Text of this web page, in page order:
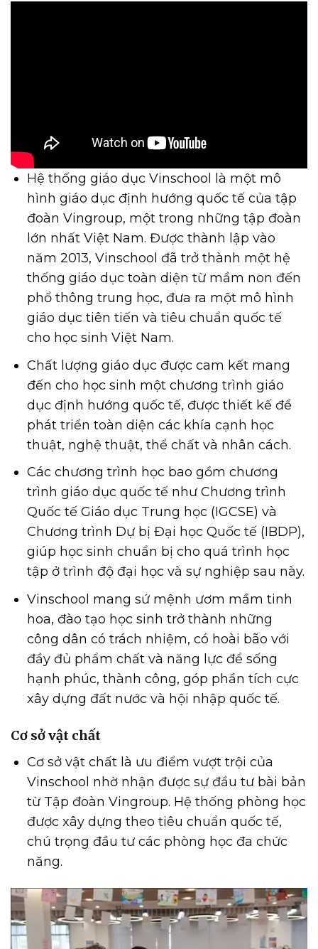
Hệ thống giáo dục Vinschool là một mô
hình giáo dục định hướng quốc tế của tập
đoàn Vingroup, một trong những tập đoàn
lớn nhất Việt Nam. Được thành lập vào
năm 2013, Vinschool đã trở thành một hệ
thống giáo dục toàn diện từ mầm non đến
phổ thông trung học, đưa ra một mô hình
giáo dục tiên tiến và tiêu chuẩn quốc tế
cho học sinh Việt Nam.
Chất lượng giáo dục được cam kết mang
đến cho học sinh một chương trình giáo
dục định hướng quốc tế, được thiết kế để
phát triển toàn diện các khía cạnh học
thuật, nghệ thuật, thể chất và nhân cách.
Các chương trình học bao gồm chương
trình giáo dục quốc tế như Chương trình
Quốc tế Giáo dục Trung học (IGCSE) và
Chương trình Dự bị Đại học Quốc tế (IBDP),
giúp học sinh chuẩn bị cho quá trình học
tập ở trình độ đại học và sự nghiệp sau này.
Vinschool mang sứ mệnh ươm mầm tinh
hoa, đào tạo học sinh trở thành những
công dân có trách nhiệm, có hoài bão với
đầy đủ phẩm chất và năng lực để sống
hạnh phúc, thành công, góp phần tích cực
xây dựng đất nước và hội nhập quốc tế.
Cơ sở vật chất
Cơ sở vật chất là ưu điểm vượt trội của
Vinschool nhờ nhận được sự đầu tư bài bản
từ Tập đoàn Vingroup. Hệ thống phòng học
được xây dựng theo tiêu chuẩn quốc tế,
chú trọng đầu tư các phòng học đa chức
năng.